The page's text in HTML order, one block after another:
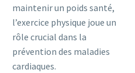
maintenir un poids santé,
l’exercice physique joue un
rôle crucial dans la
prévention des maladies
cardiaques.